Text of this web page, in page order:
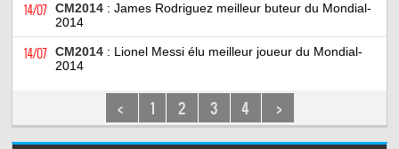
14/07 CM2014 : James Rodriguez meilleur buteur du Mondial-
2014
14/07 CM2014 : Lionel Messi élu meilleur joueur du Mondial-
2014
< 1 2 3 4 >